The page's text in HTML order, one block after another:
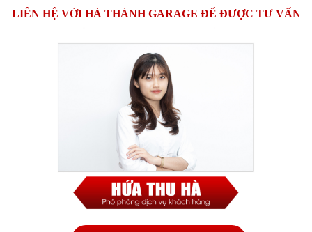
LIÊN HỆ VỚI HÀ THÀNH GARAGE ĐỂ ĐƯỢC TƯ VẤN